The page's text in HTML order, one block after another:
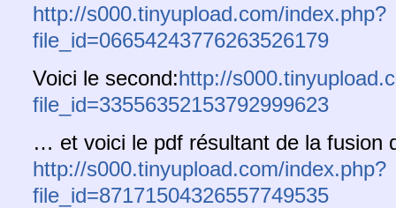
http://s000.tinyupload.com/index.php?
file_id=06654243776263526179
Voici le second:http://
file_id=33556352153792999623
… et voici le pdf résultant de la fusion
http://s000.tinyupload.com/index.php?
file_id=87171504326557749535